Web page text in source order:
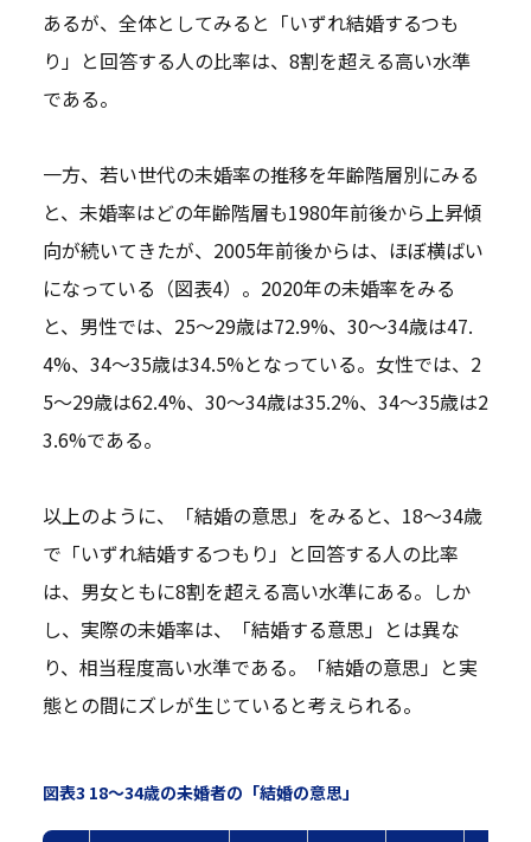
あるが、全体としてみると「いずれ結婚するつも
り」と回答する人の比率は、8割を超える高い水準
である。
一方、若い世代の未婚率の推移を年齢階層別にみる
と、未婚率はどの年齢階層も1980年前後から上昇傾
向が続いてきたが、2005年前後からは、ほぼ横ばい
になっている（図表4）。2020年の未婚率をみる
と、男性では、25～29歳は72.9%、30～34歳は47.
4%、34～35歳は34.5%となっている。女性では、2
5～29歳は62.4%、30～34歳は35.2%、34～35歳は2
3.6%である。
以上のように、「結婚の意思」をみると、18～34歳
で「いずれ結婚するつもり」と回答する人の比率
は、男女ともに8割を超える高い水準にある。しか
し、実際の未婚率は、「結婚する意思」とは異な
り、相当程度高い水準である。「結婚の意思」と実
態との間にズレが生じていると考えられる。
図表3 18～34歳の未婚者の「結婚の意思」